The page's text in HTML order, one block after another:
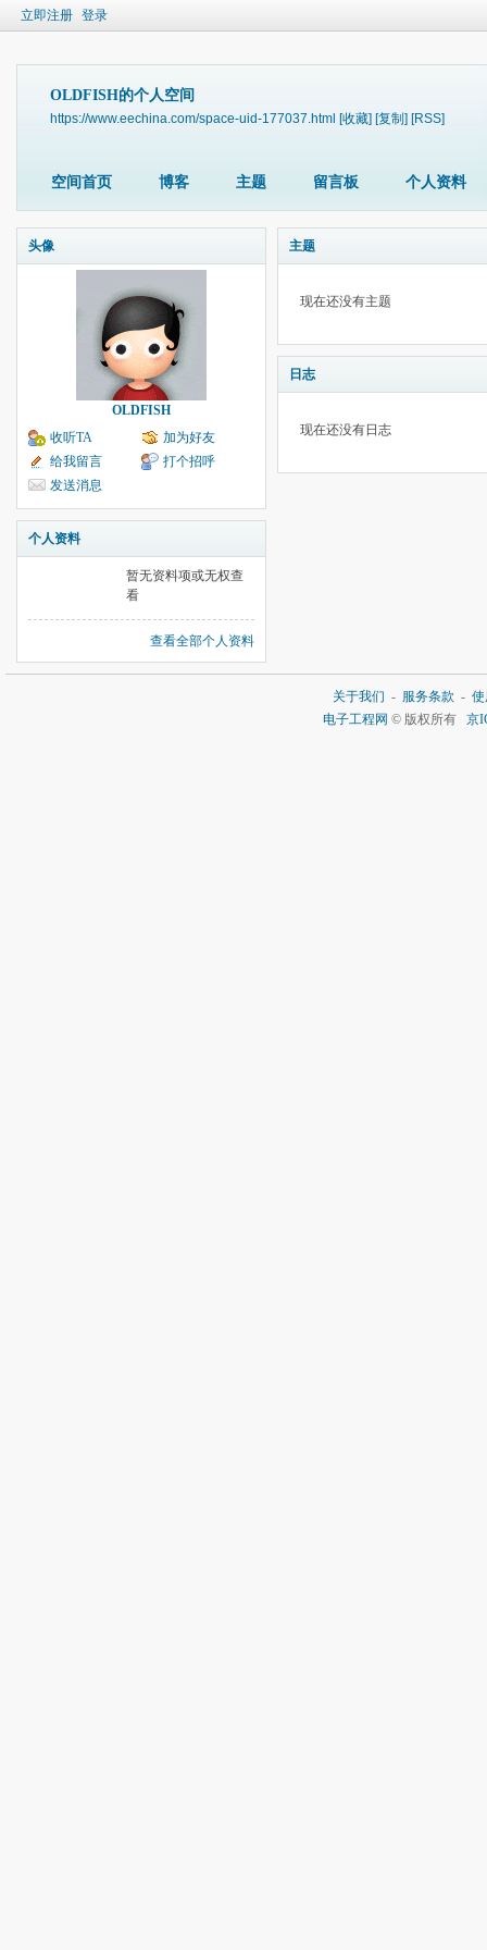
立即注册 登录
OLDFISH的个人空间
https://www.eechina.com/space-uid-177037.html [收藏] [复制] [RSS]
空间首页 博客 主题 留言板 个人资料
头像
OLDFISH
收听TA
加为好友
给我留言
打个招呼
发送消息
个人资料
暂无资料项或无权查
看
查看全部个人资料
主题
现在还没有主题
日志
现在还没有日志
关于我们 - 服务条款 -
电子工程网 © 版权所有 京